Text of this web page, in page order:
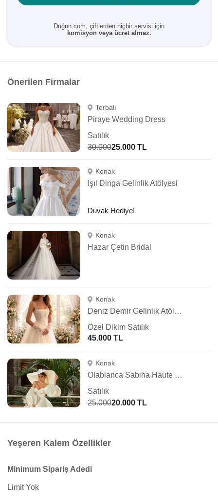
Düğün.com, çiftlerden hiçbir servisi için
komisyon veya ücret almaz.
Önerilen Firmalar
Torbalı
Piraye Wedding Dress
Satılık
30.00025.000 TL
Konak
Işıl Dinga Gelinlik Atölyesi
Duvak Hediye!
Konak
Hazar Çetin Bridal
Konak
Deniz Demir Gelinlik Atölyesi
Özel Dikim Satılık
45.000 TL
Konak
Olablanca Sabiha Haute Couture
Satılık
25.00020.000 TL
Yeşeren Kalem Özellikler
Minimum Sipariş Adedi
Limit Yok